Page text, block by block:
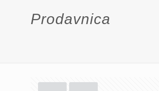
Prodavnica